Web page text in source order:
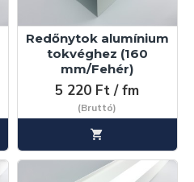
Redőnytok alumínium
tokvéghez (160
mm/Fehér)
5 220 Ft / fm
(Bruttó)